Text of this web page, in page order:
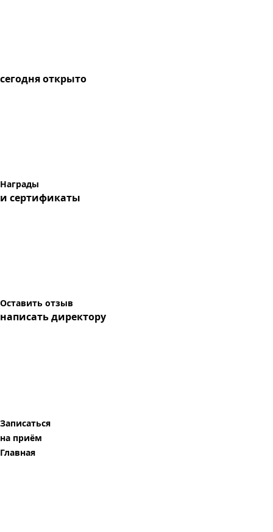
сегодняоткрыто
Награды
и сертификаты
Оставить отзыв
написать директору
Записаться
на приём
Главная